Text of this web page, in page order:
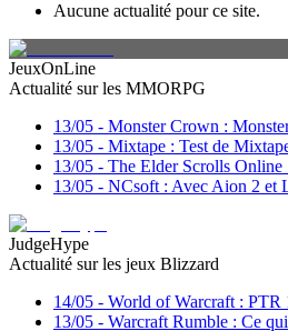
Aucune actualité pour ce site.
JeuxOnLine
Actualité sur les MMORPG
13/05 - Monster Crown :
13/05 - Mixtape : Test de
13/05 - The Elder Scrolls Online
13/05 - NCsoft : Avec Aion 2 et
JudgeHype
Actualité sur les jeux Blizzard
14/05 - World of Warcraft : PTR
13/05 - Warcraft Rumble : Ce